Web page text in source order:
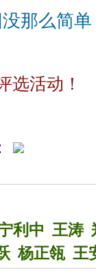
那么简单
选活动！
利中 王涛
杨正瓴 王